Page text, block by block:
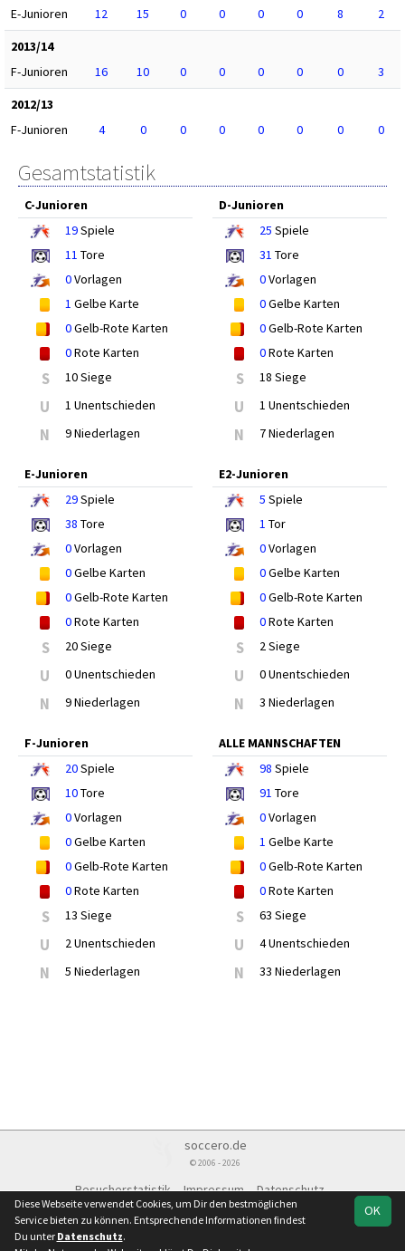
E-Junioren
12 15 0 0 0 0 8
2
2013/14
F-Junioren
16 10 0 0 0 0 0
3
2012/13
F-Junioren
4 0 0 0 0 0 0 0
Gesamtstatistik
C-Junioren
19Spiele
11 Tore
0Vorlagen
1 Gelbe Karte
0Gelb-Rote Karten
0Rote Karten
S 10 Siege
U 1 Unentschieden
N 9 Niederlagen
D-Junioren
25 Spiele
31 Tore
0Vorlagen
0Gelbe Karten
0Gelb-Rote Karten
0Rote Karten
S 18 Siege
U 1 Unentschieden
N 7 Niederlagen
E-Junioren
29Spiele
38 Tore
0Vorlagen
0Gelbe Karten
0Gelb-Rote Karten
0Rote Karten
S 20 Siege
U 0 Unentschieden
N 9 Niederlagen
E2-Junioren
5 Spiele
1 Tor
0Vorlagen
0Gelbe Karten
0Gelb-Rote Karten
0Rote Karten
S 2 Siege
U 0 Unentschieden
N 3 Niederlagen
F-Junioren
20Spiele
10Tore
0Vorlagen
0Gelbe Karten
0Gelb-Rote Karten
0Rote Karten
S 13 Siege
U 2 Unentschieden
N 5 Niederlagen
ALLE MANNSCHAFTEN
98 Spiele
91 Tore
0Vorlagen
1 Gelbe Karte
0Gelb-Rote Karten
0Rote Karten
S 63 Siege
U 4 Unentschieden
N 33 Niederlagen
soccero.de
© 2006 - 2026
Besucherstatistik Impressum
Datenschutz
OK
Diese Webseite verwendet Cookies, um Dir den bestmöglichen
Service bieten zu können. Entsprechende Informationen findest
Du unter Datenschutz.